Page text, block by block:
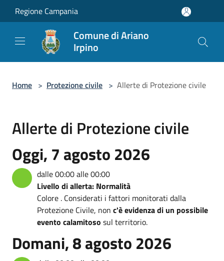
Salta al contenuto principale
Regione Campania
Comune di Ariano
Irpino
Home > Protezione civile > Allerte di Protezione civile
Allerte di Protezione civile
Oggi, 7 agosto 2026
dalle 00:00 alle 00:00
Livello di allerta: Normalità
Colore . Considerati i fattori monitorati dalla
Protezione Civile, non c'è evidenza di un possibile
evento calamitoso sul territorio.
Domani, 8 agosto 2026